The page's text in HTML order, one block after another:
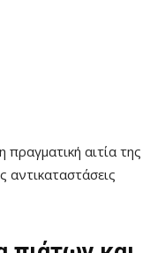
αιτία της
αντικαταστάσεις